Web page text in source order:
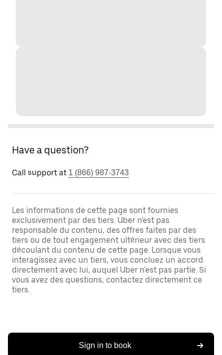
Have a question?
Call support at 1 (866) 987-3743
Les informations de cette page sont fournies
exclusivement par des tiers. Uber n'est pas
responsable du contenu, des offres faites par des
tiers ou de tout engagement ultérieur avec des tiers
découlant du contenu de cette page. Lorsque vous
interagissez avec un tiers, vous concluez un accord
directement avec lui, auquel Uber n'est pas partie. Si
vous avez des questions, contactez directement ce
tiers.
Sign in to book